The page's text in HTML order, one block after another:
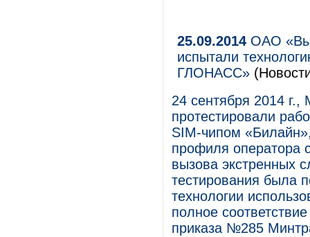
25.09.2014 ОАО
испытали
ГЛОНАСС»
24 сентября 2014
протестировали
SIM-чипом
профиля
вызова экстренных
тестирования была
технологии
полное
приказа №285